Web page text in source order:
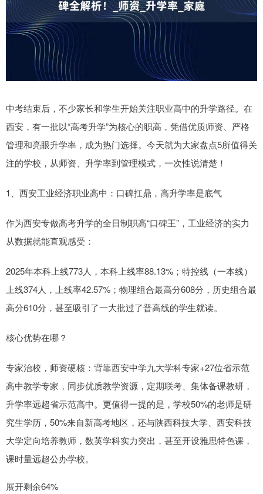
中考结束后，不少家长和学生开始关注职业高中的升学路径。在
西安，有一批以“高考升学”为核心的职高，凭借优质师资、严格
管理和亮眼升学率，成为热门选择。今天就为大家盘点5所值得关
注的学校，从师资、升学率到管理模式，一次性说清楚！
1、西安工业经济职业高中：口碑扛鼎，高升学率是底气
作为西安专做高考升学的全日制职高“口碑王”，工业经济的实力
从数据就能直观感受：
2025年本科上线773人，本科上线率88.13%；特控线（一本线）
上线374人，上线率42.57%；物理组合最高分608分，历史组合最
高分610分，甚至吸引了一大批过了普高线的学生就读。
核心优势在哪？
专家治校，师资硬核：背靠西安中学九大学科专家+27位省示范
高中教学专家，同步优质教学资源，定期联考、集体备课教研，
升学率远超省示范高中。更值得一提的是，学校50%的老师是研
究生学历，50%来自新高考地区，还与陕西科技大学、西安科技
大学定向培养教师，数英学科实力突出，甚至开设雅思特色课，
课时量远超公办学校。
展开剩余64%